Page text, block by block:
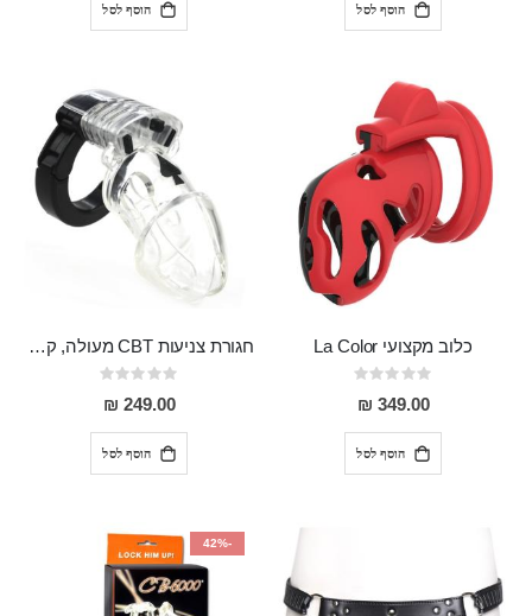
הוסף לסל הוסף לסל
כלוב מקצועי La Color
Rating:
0%
349.00 ₪
הוסף לסל
חגורת צניעות CBT מעולה, קלה לשימוש, מתאימה לכל המידות BLACK JACK
Rating:
0%
249.00 ₪
הוסף לסל
-42%